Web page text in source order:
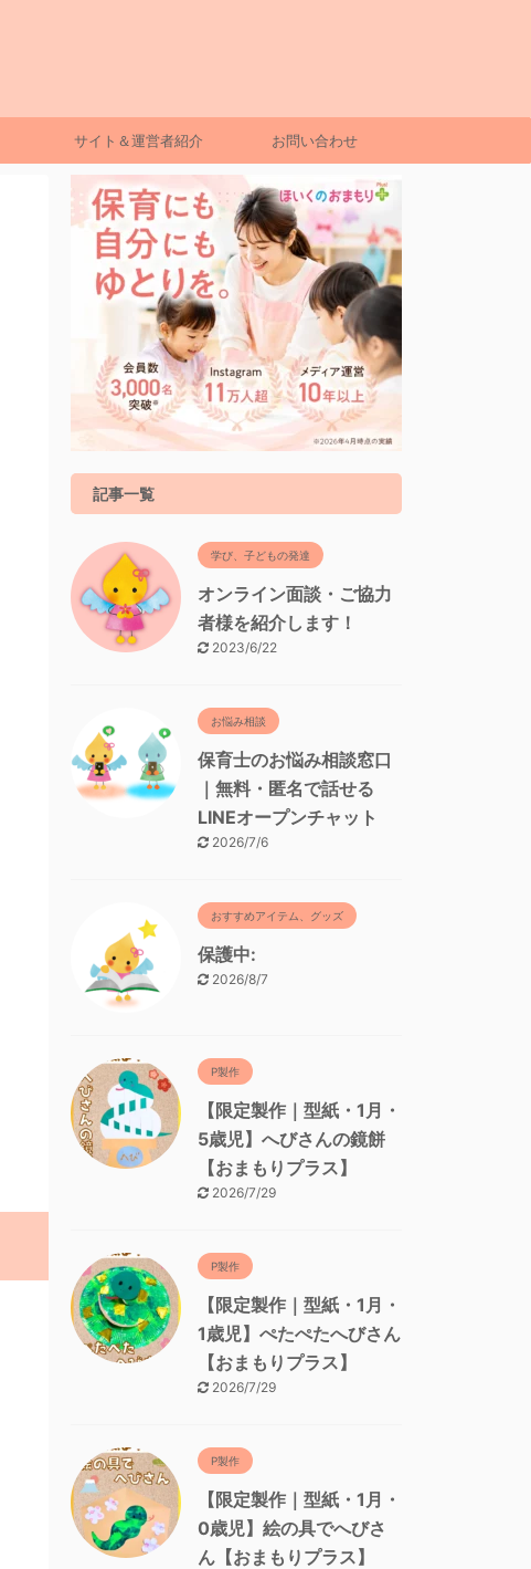
サイト＆運営者紹介 お問い合わせ
記事一覧
学び、子どもの発達
オンライン面談・ご協力
者様を紹介します！
2023/6/22
お悩み相談
保育士のお悩み相談窓口
｜無料・匿名で話せる
LINEオープンチャット
2026/7/6
おすすめアイテム、グッズ
保護中:
2026/8/7
P製作
【限定製作｜型紙・1月・
5歳児】へびさんの鏡餅
【おまもりプラス】
2026/7/29
P製作
【限定製作｜型紙・1月・
1歳児】ぺたぺたへびさん
【おまもりプラス】
2026/7/29
P製作
【限定製作｜型紙・1月・
0歳児】絵の具でへびさ
ん【おまもりプラス】